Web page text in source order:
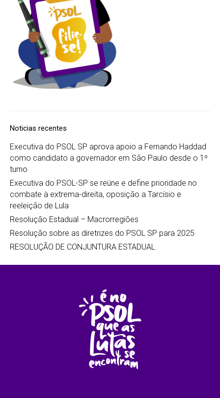
Noticias recentes
Executiva do PSOL SP aprova apoio a Fernando Haddad
como candidato a governador em São Paulo desde o 1º
turno
Executiva do PSOL-SP se reúne e define prioridade no
combate à extrema-direita, oposição a Tarcísio e
reeleição de Lula
Resolução Estadual – Macrorregiões
Resolução sobre as diretrizes do PSOL SP para 2025
RESOLUÇÃO DE CONJUNTURA ESTADUAL